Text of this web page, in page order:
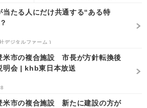
当たる人にだけ共通する“ある特
デジタルファーム )
米市の複合施設 市長が方針転換後
明会 | khb東日本放送
米市の複合施設 新たに建設の方が